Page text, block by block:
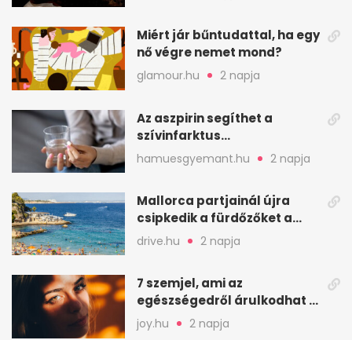
Miért jár bűntudattal, ha egy
nő végre nemet mond?
glamour.hu 2 napja
Az aszpirin segíthet a
szívinfarktus
megelőzésében, de nem
mindenkinek
hamuesgyemant.hu 2 napja
Mallorca partjainál újra
csipkedik a fürdőzőket a
halak a sekély vízben
drive.hu 2 napja
7 szemjel, ami az
egészségedről árulkodhat –
erre figyelj oda
joy.hu 2 napja